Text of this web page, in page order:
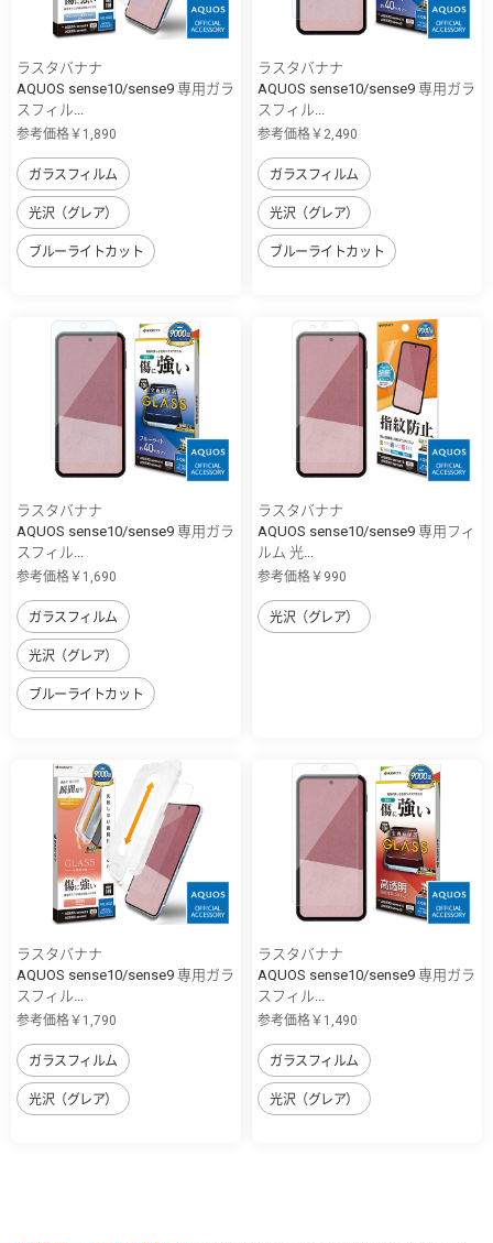
ラスタバナナ
AQUOS sense10/sense9 専用ガラ
スフィル...
参考価格￥1,890
ガラスフィルム
光沢（グレア）
ブルーライトカット
ラスタバナナ
AQUOS sense10/sense9 専用ガラ
スフィル...
参考価格￥2,490
ガラスフィルム
光沢（グレア）
ブルーライトカット
ラスタバナナ
AQUOS sense10/sense9 専用ガラ
スフィル...
参考価格￥1,690
ガラスフィルム
光沢（グレア）
ブルーライトカット
ラスタバナナ
AQUOS sense10/sense9 専用フィ
ルム 光...
参考価格￥990
光沢（グレア）
ラスタバナナ
AQUOS sense10/sense9 専用ガラ
スフィル...
参考価格￥1,790
ガラスフィルム
光沢（グレア）
ラスタバナナ
AQUOS sense10/sense9 専用ガラ
スフィル...
参考価格￥1,490
ガラスフィルム
光沢（グレア）